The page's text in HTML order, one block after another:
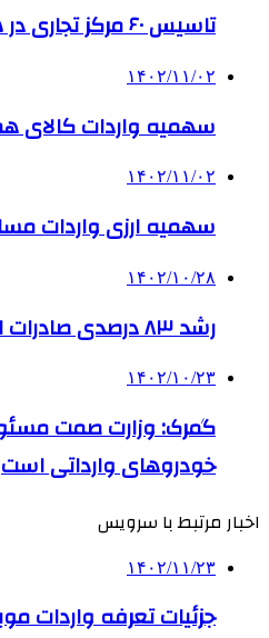
تاسیس ۶۰ مرکز تجاری در ۳۵ کشور
۱۴۰۲/۱۱/۰۲
سهمیه واردات کالای
۱۴۰۲/۱۱/۰۲
سهمیه ارزی واردات
۱۴۰۲/۱۰/۲۸
رشد ۸۳ درصدی صادرات ایران به افغانستان
۱۴۰۲/۱۰/۲۳
گمرک: وزارت صمت
خودروهای وارداتی است
اخبار مرتبط با سرویس
۱۴۰۲/۱۱/۲۳
جزئیات تعرفه واردات